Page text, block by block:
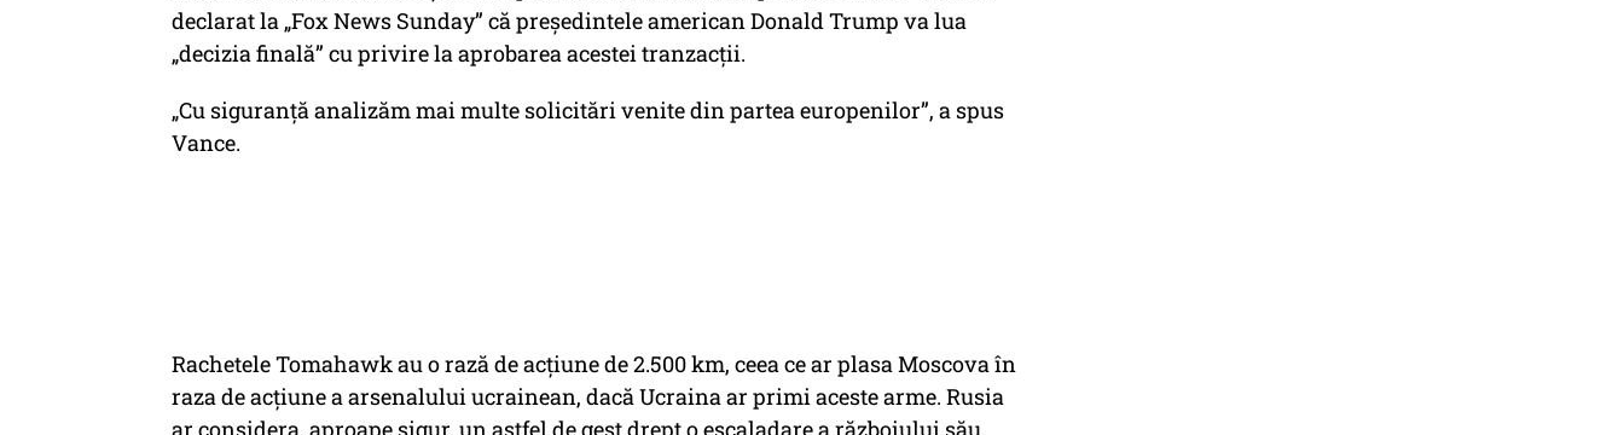
declarat la „Fox News Sunday” că președintele american Donald Trump va lua
„decizia finală” cu privire la aprobarea acestei tranzacții.
„Cu siguranță analizăm mai multe solicitări venite din partea europenilor”, a spus
Vance.
Rachetele Tomahawk au o rază de acțiune de 2.500 km, ceea ce ar plasa Moscova în
raza de acțiune a arsenalului ucrainean, dacă Ucraina ar primi aceste arme. Rusia
ar considera, aproape sigur, un astfel de gest drept o escaladare a războiului său